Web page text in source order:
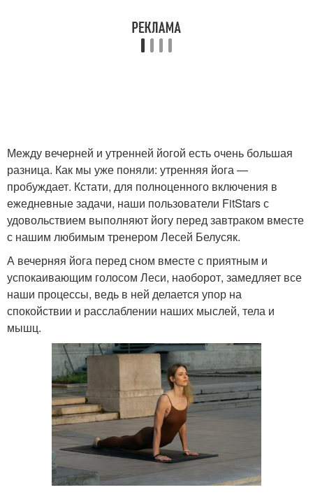
Между вечерней и утренней йогой есть очень большая
разница. Как мы уже поняли: утренняя йога —
пробуждает. Кстати, для полноценного включения в
ежедневные задачи, наши пользователи FitStars с
удовольствием выполняют йогу перед завтраком вместе
с нашим любимым тренером Лесей Белусяк.
А вечерняя йога перед сном вместе с приятным и
успокаивающим голосом Леси, наоборот, замедляет все
наши процессы, ведь в ней делается упор на
спокойствии и расслаблении наших мыслей, тела и
мышц.